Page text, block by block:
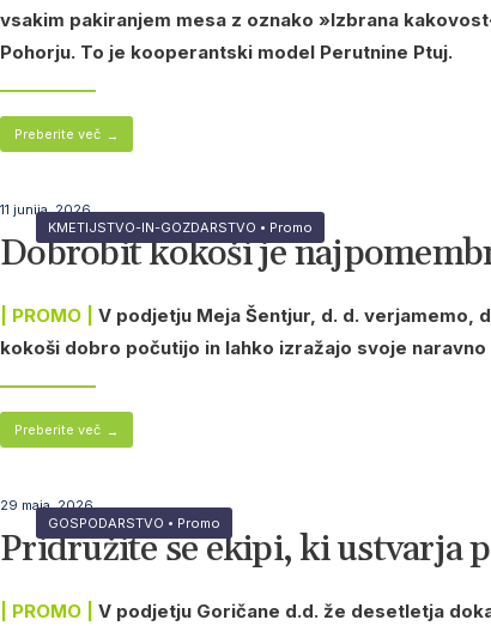
vsakim pakiranjem mesa z oznako »Izbrana
Pohorju. To je kooperantski model Perutnine Ptuj.
Preberite več →
KMETIJSTVO-IN-GOZDARSTVO • Promo
11 junija, 2026
Dobrobit kokoši je
| PROMO | V podjetju Meja Šentjur, d. d.
kokoši dobro počutijo in lahko izražajo svoje naravno
Preberite več →
GOSPODARSTVO • Promo
29 maja, 2026
Pridružite se ekipi, ki ustvarja
| PROMO | V podjetju Goričane d.d. že desetletja